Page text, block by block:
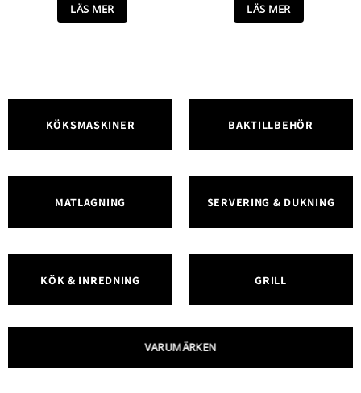
LÄS MER LÄS MER
KÖKSMASKINER BAKTILLBEHÖR
MATLAGNING SERVERING & DUKNING
KÖK & INREDNING GRILL
VARUMÄRKEN